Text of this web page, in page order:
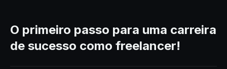
O primeiro passo para uma carreira
de sucesso como freelancer!